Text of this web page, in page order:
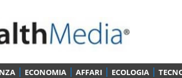
ECONOMIA AFFARI ECOLOGIA